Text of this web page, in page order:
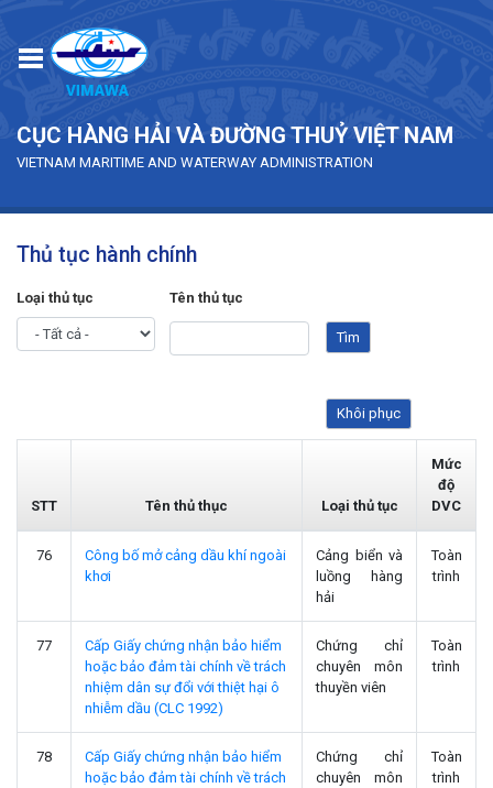
CỤC HÀNG HẢI VÀ ĐƯỜNG THUỶ VIỆT NAM
VIETNAM MARITIME AND WATERWAY ADMINISTRATION
Thủ tục hành chính
Loại thủ tục Tên thủ tục
STT Tên thủ thục Loại thủ tục
Mức
độ
DVC
76
Công bố mở cảng dầu khí ngoài
khơi
Cảng biển và
luồng hàng
hải
Toàn
trình
77
Cấp Giấy chứng nhận bảo hiểm
hoặc bảo đảm tài chính về trách
nhiệm dân sự đổi với thiệt hại ô
nhiễm dầu (CLC 1992)
Chứng chỉ
chuyên môn
thuyền viên
Toàn
trình
78
Cấp Giấy chứng nhận bảo hiểm
hoặc bảo đảm tài chính về trách
Chứng chỉ
chuyên môn
Toàn
trình